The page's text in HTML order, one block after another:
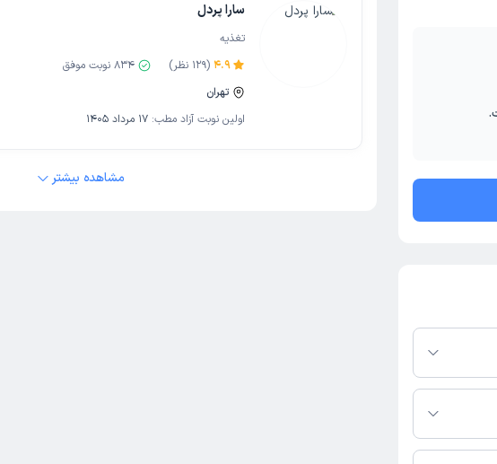
سارا پردل
تغذیه
4.9
(
129 نظر) 834 نوبت موفق
تهران
اولین نوبت آزاد مطب: 17 مرداد 1405
مشاهده بیشتر
دکترتو باشند،
بودن پروفایل
پزشکی و